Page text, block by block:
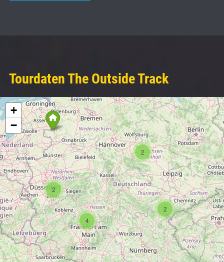
Tourdaten The Outside Track
2
4
2
2
+
−